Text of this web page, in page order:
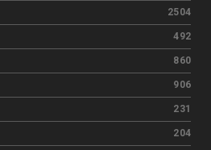
2504
492
860
906
231
204